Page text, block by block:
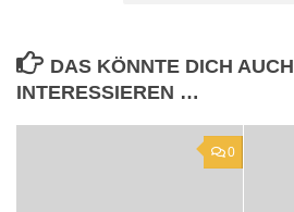
DAS KÖNNTE DICH AUCH
INTERESSIEREN …
0